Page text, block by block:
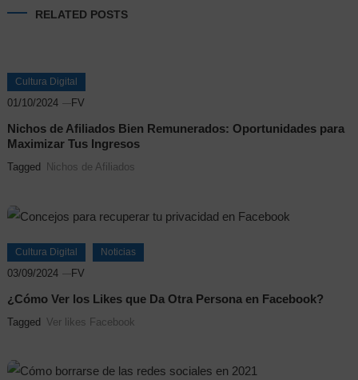
RELATED POSTS
Cultura Digital
01/10/2024 FV
Nichos de Afiliados Bien Remunerados: Oportunidades para
Maximizar Tus Ingresos
Tagged Nichos de Afiliados
Cultura Digital Noticias
03/09/2024 FV
¿Cómo Ver los Likes que Da Otra Persona en Facebook?
Tagged Ver likes Facebook